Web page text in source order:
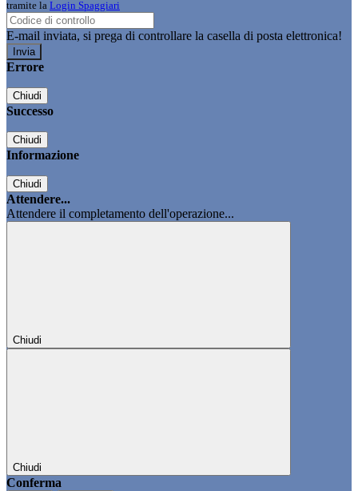
tramite la Login Spaggiari
E-mail inviata, si prega di controllare la casella di posta elettronica!
Errore
Chiudi
Successo
Chiudi
Informazione
Chiudi
Attendere...
Attendere il completamento dell'operazione...
Chiudi
Chiudi
Conferma